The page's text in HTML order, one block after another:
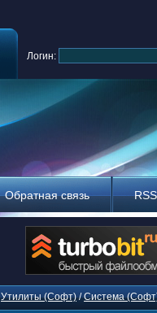
Логин:
Обратная связь RSS
Утилиты (Софт)/Система